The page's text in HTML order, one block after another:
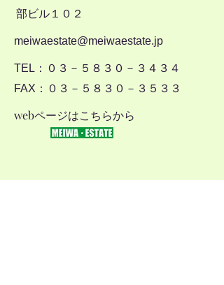
部ビル１０２
​meiwaestate@meiwaestate.jp
TEL：０３－５８３０－３４３４
FAX：０３－５８３０－３５３３
webページはこちらから